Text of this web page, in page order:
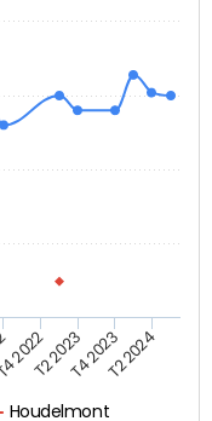
Houdelmont
2022T2 2023T4 2023T2 2024